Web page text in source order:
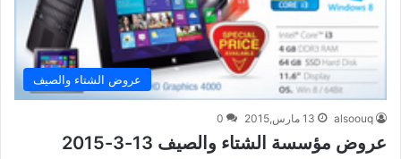
عروض الشتاء والصيف
alsoouq 13 مارس,2015 0
عروض مؤسسة الشتاء والصيف 13-3-2015